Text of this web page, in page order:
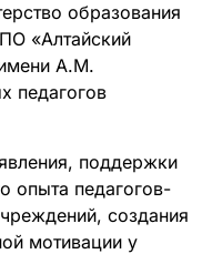
образования
«Алтайский
имени А.М.
педагогов
поддержки
опыта педагогов-
создания
мотивации у